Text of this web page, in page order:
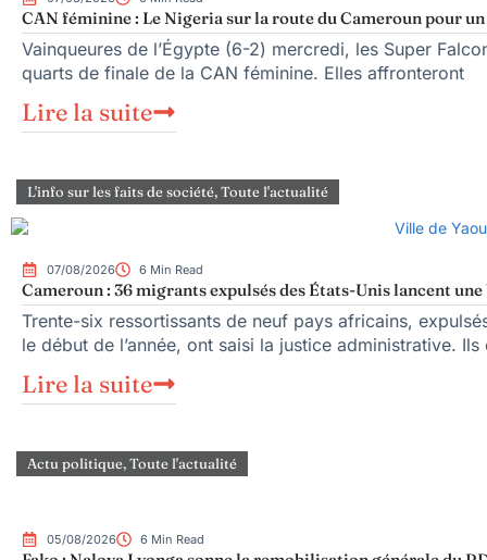
CAN féminine : Le Nigeria sur la route du Cameroun pour
Vainqueures de l’Égypte (6-2) mercredi, les Super
quarts de finale de la CAN féminine. Elles affronteront
Lire la suite
L'info sur les faits de société,Toute l'actualité
07/08/2026 6 Min Read
Cameroun : 36 migrants expulsés des États-Unis lancent
Trente-six ressortissants de neuf pays africains,
le début de l’année, ont saisi la justice administrative. Ils
Lire la suite
Actu politique,Toute l'actualité
05/08/2026 6 Min Read